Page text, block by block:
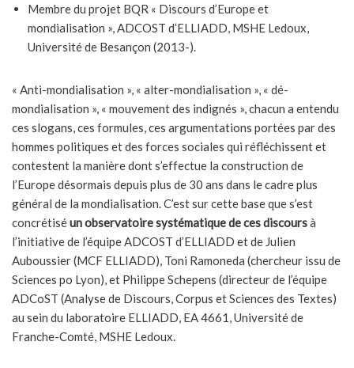
Membre du projet BQR « Discours d’Europe et
mondialisation », ADCOST d’ELLIADD, MSHE Ledoux,
Université de Besançon (2013-).
« Anti-mondialisation », « alter-mondialisation », « dé-
mondialisation », « mouvement des indignés », chacun a entendu
ces slogans, ces formules, ces argumentations portées par des
hommes politiques et des forces sociales qui réfléchissent et
contestent la manière dont s’effectue la construction de
l’Europe désormais depuis plus de 30 ans dans le cadre plus
général de la mondialisation. C’est sur cette base que s’est
concrétiséun observatoire systématique de ces discoursà
l’initiative de l’équipe ADCOST d’ELLIADD et de Julien
Auboussier (MCF ELLIADD), Toni Ramoneda (chercheur issu de
Sciences po Lyon), et Philippe Schepens (directeur de l’équipe
ADCoST (Analyse de Discours, Corpus et Sciences des Textes)
au sein du laboratoire ELLIADD, EA 4661, Université de
Franche-Comté, MSHE Ledoux.